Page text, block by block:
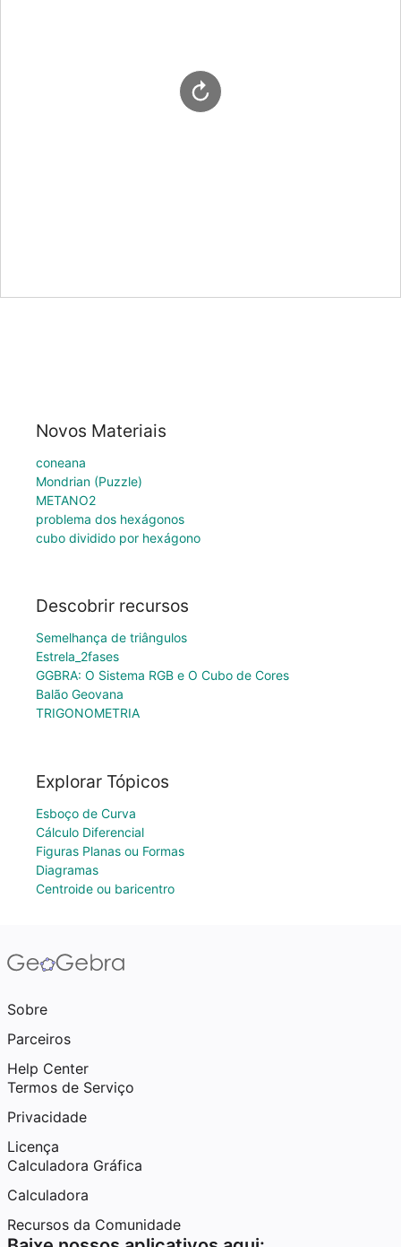
Novos Materiais
coneana
Mondrian (Puzzle)
METANO2
problema dos hexágonos
cubo dividido por hexágono
Descobrir recursos
Semelhança de triângulos
Estrela_2fases
GGBRA: O Sistema RGB e O Cubo de Cores
Balão Geovana
TRIGONOMETRIA
Explorar Tópicos
Esboço de Curva
Cálculo Diferencial
Figuras Planas ou Formas
Diagramas
Centroide ou baricentro
Sobre
Parceiros
Help Center
Termos de Serviço
Privacidade
Licença
Calculadora Gráfica
Calculadora
Recursos da Comunidade